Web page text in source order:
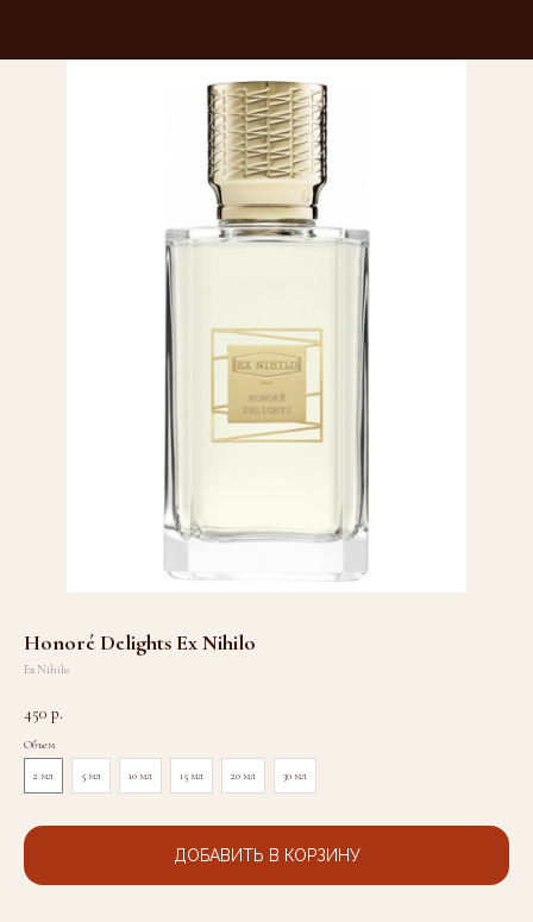
Honoré Delights Ex Nihilo
Ex Nihilo
450 р.
Объем
2 мл 5 мл 10 мл 15 мл 20 мл 30 мл
ДОБАВИТЬ В КОРЗИНУ